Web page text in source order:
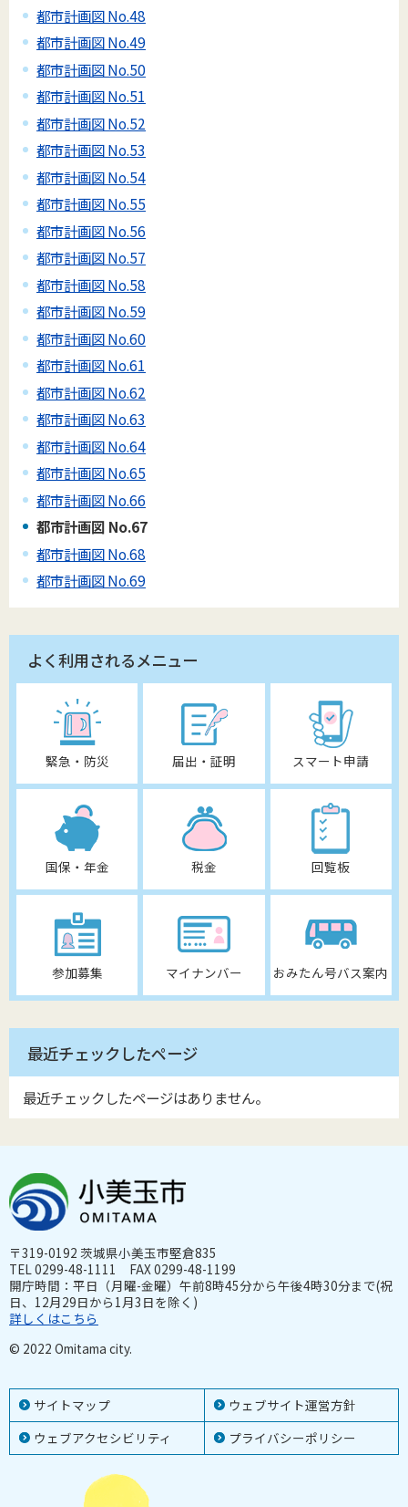
都市計画図 No.48
都市計画図 No.49
都市計画図 No.50
都市計画図 No.51
都市計画図 No.52
都市計画図 No.53
都市計画図 No.54
都市計画図 No.55
都市計画図 No.56
都市計画図 No.57
都市計画図 No.58
都市計画図 No.59
都市計画図 No.60
都市計画図 No.61
都市計画図 No.62
都市計画図 No.63
都市計画図 No.64
都市計画図 No.65
都市計画図 No.66
都市計画図 No.67
都市計画図 No.68
都市計画図 No.69
よく利用されるメニュー
緊急・防災 届出・証明 スマート申請
国保・年金 税金 回覧板
参加募集 マイナンバー おみたん号バス案内
最近チェックしたページ
最近チェックしたページはありません。
サイトマップ
ウェブサイト運営方針
ウェブアクセシビリティ
プライバシーポリシー
〒319-0192 茨城県小美玉市堅倉835
TEL 0299-48-1111 FAX 0299-48-1199
開庁時間：平日（月曜-金曜）午前8時45分から午後4時30分まで(祝
日、12月29日から1月3日を除く)
詳しくはこちら
© 2022 Omitama city.